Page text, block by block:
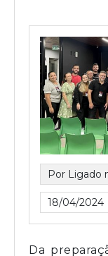
Por Ligado
18/04/2024
Da